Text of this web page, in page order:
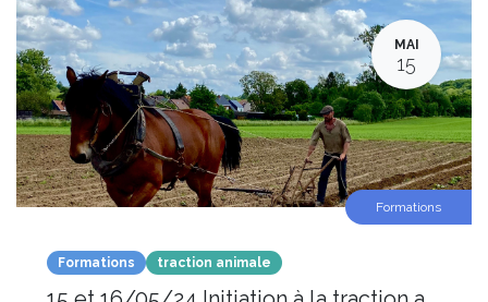
MAI
15
Formations
Formations traction animale